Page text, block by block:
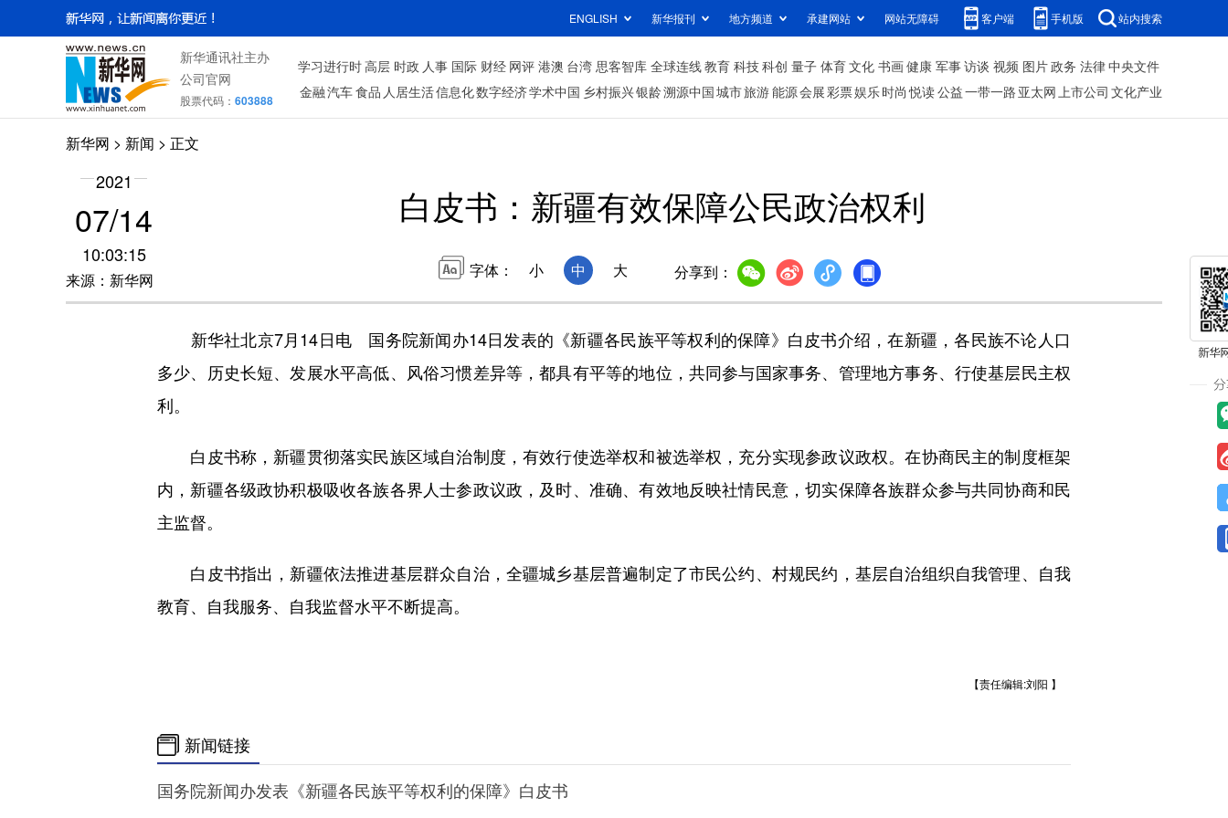
ENGLISH 新华报刊 地方频道 承建网站 网站无障碍 客户端 手机版 站内搜索
新华通讯社主办
公司官网
股票代码： 603888
学习进行时高层 时政 人事 国际 财经 网评 港澳 台湾 思客智库 全球连线教育 科技科创 量子 体育文化 书画健康 军事访谈 视频 图片政务 法律中央文件
金融汽车食品 人居生活信息化数字经济学术中国 乡村振兴银龄溯源中国城市旅游能源会展彩票娱乐时尚 悦读公益一带一路 亚太网上市公司 文化产业
新华网 > 新闻 > 正文
2021
07/14
10:03:15
来源：新华网
白皮书：新疆有效保障公民政治权利
字体： 小 中 大 分享到：
新华社北京7月14日电 国务院新闻办14日发表的《新疆各民族平等权利的保障》白皮书介绍，在新疆，各民族不论人口
多少、历史长短、发展水平高低、风俗习惯差异等，都具有平等的地位，共同参与国家事务、管理地方事务、行使基层民主权
利。
白皮书称，新疆贯彻落实民族区域自治制度，有效行使选举权和被选举权，充分实现参政议政权。在协商民主的制度框架
内，新疆各级政协积极吸收各族各界人士参政议政，及时、准确、有效地反映社情民意，切实保障各族群众参与共同协商和民
主监督。
白皮书指出，新疆依法推进基层群众自治，全疆城乡基层普遍制定了市民公约、村规民约，基层自治组织自我管理、自我
教育、自我服务、自我监督水平不断提高。
【责任编辑:刘阳 】
新闻链接
国务院新闻办发表《新疆各民族平等权利的保障》白皮书